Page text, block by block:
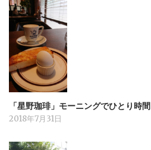
「星野珈琲」モーニングでひとり時間
2018年7月31日